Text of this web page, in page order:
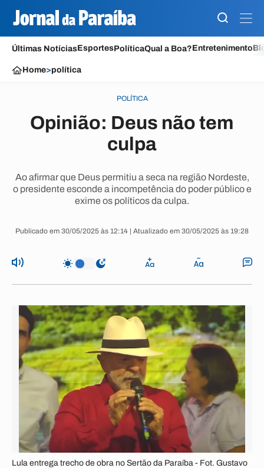
Últimas NotíciasEsportesPolíticaQual a Boa?Entretenimento
Home>política
POLÍTICA
Opinião: Deus não tem
culpa
Ao afirmar que Deus permitiu a seca na região Nordeste,
o presidente esconde a incompetência do poder público e
exime os políticos da culpa.
Publicado em 30/05/2025 às 12:14 | Atualizado em 30/05/2025 às 19:28
Lula entrega trecho de obra no Sertão da Paraíba - Fot. Gustavo